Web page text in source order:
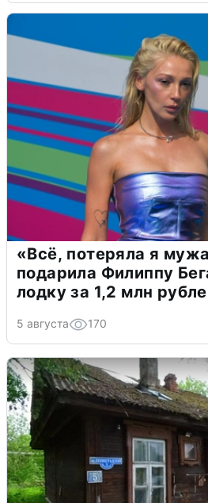
«Всё, потеряла я
подарила Филиппу
лодку за 1,2 млн
5 августа 170